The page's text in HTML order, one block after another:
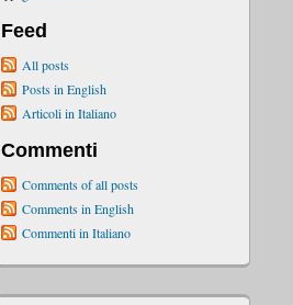
Feed
All posts
Posts in English
Articoli in Italiano
Commenti
Comments of all posts
Comments in English
Commenti in Italiano